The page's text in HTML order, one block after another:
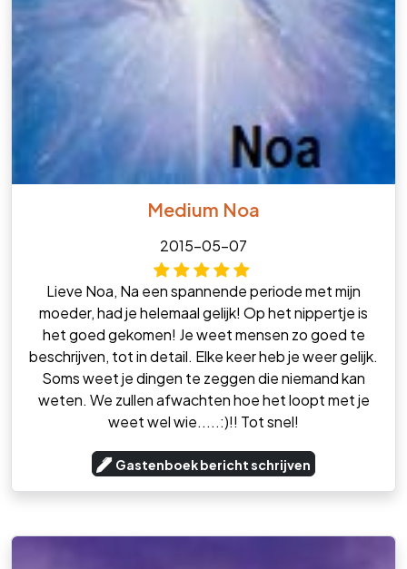
Medium Noa
2015-05-07
Lieve Noa, Na een spannende periode met mijn
moeder, had je helemaal gelijk! Op het nippertje is
het goed gekomen! Je weet mensen zo goed te
beschrijven, tot in detail. Elke keer heb je weer gelijk.
Soms weet je dingen te zeggen die niemand kan
weten. We zullen afwachten hoe het loopt met je
weet wel wie.....:)!! Tot snel!
Gastenboek bericht schrijven